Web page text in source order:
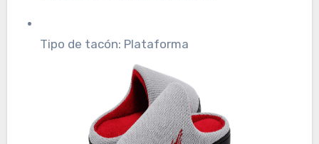
Tipo de tacón: Plataforma